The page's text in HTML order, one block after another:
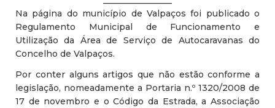
Na página do município de Valpaços foi publicado o
Regulamento Municipal de Funcionamento e
Utilização da Área de Serviço de Autocaravanas do
Concelho de Valpaços.
Por conter alguns artigos que não estão conforme a
legislação, nomeadamente a Portaria n.º 1320/2008 de
17 de novembro e o Código da Estrada, a Associação